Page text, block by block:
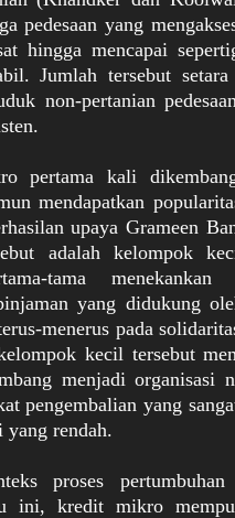
pedesaan yang
hingga mencapai
Jumlah tersebut setara
non-pertanian
pertama kali
mendapatkan
upaya Grameen
adalah kelompok
tama menekankan
yang didukung
menerus pada
kecil tersebut
menjadi organisasi
pengembalian yang
yang rendah.
proses
ini, kredit mikro